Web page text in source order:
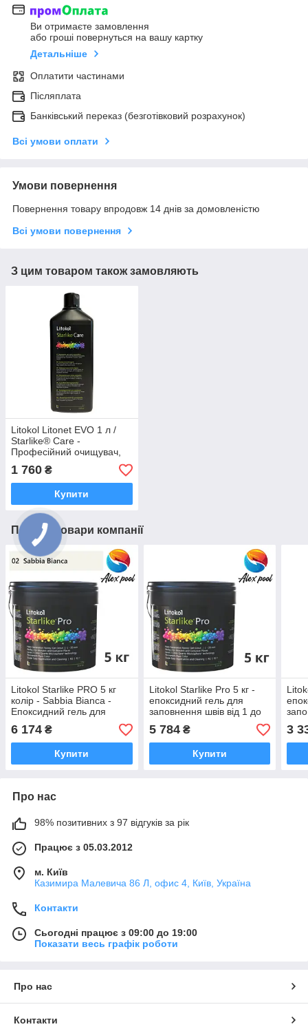
Ви отримаєте замовлення
або гроші повернуться на вашу картку
Детальніше
Оплатити частинами
Післяплата
Банківський переказ (безготівковий розрахунок)
Всі умови оплати
Умови повернення
Повернення товару впродовж 14 днів за домовленістю
Всі умови повернення
З цим товаром також замовляють
Litokol Litonet EVO 1 л /
Starlike® Care -
Професійний очищувач,
видаляє залишки від
епоксидних затерли для
плитки та каменю
1 760 ₴
Купити
Подібні товари компанії
Litokol Starlike PRO 5 кг
колір - Sabbia Bianca -
Епоксидний гель для
заповнення швів від 1 до
20 мм
6 174 ₴
Купити
Litokol Starlike Pro 5 кг -
епоксидний гель для
заповнення швів від 1 до
мозаїки, плитки - базові
кольори
5 784₴
Купити
3
Про нас
98% позитивних з 97 відгуків за рік
Працює з 05.03.2012
м. Київ
Казимира Малевича 86 Л, офис 4, Київ, Україна
Контакти
Сьогодні працює з 09:00 до 19:00
Показати весь графік роботи
Про нас
Контакти